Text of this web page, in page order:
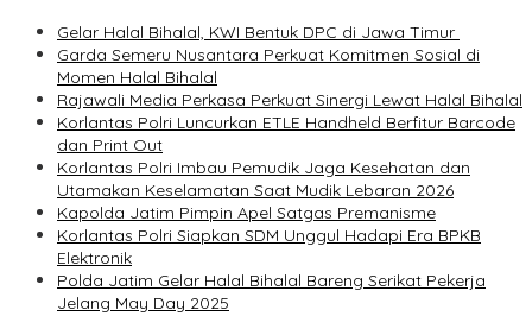
Gelar Halal Bihalal, KWI Bentuk DPC di Jawa Timur
Garda Semeru Nusantara Perkuat Komitmen Sosial di
Momen Halal Bihalal
Rajawali Media Perkasa Perkuat Sinergi Lewat Halal Bihalal
Korlantas Polri Luncurkan ETLE Handheld Berfitur Barcode
dan Print Out
Korlantas Polri Imbau Pemudik Jaga Kesehatan dan
Utamakan Keselamatan Saat Mudik Lebaran 2026
Kapolda Jatim Pimpin Apel Satgas Premanisme
Korlantas Polri Siapkan SDM Unggul Hadapi Era BPKB
Elektronik
Polda Jatim Gelar Halal Bihalal Bareng Serikat Pekerja
Jelang May Day 2025